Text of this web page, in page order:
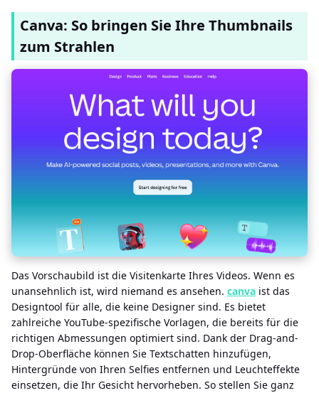
Canva: So bringen Sie Ihre Thumbnails
zum Strahlen
Das Vorschaubild ist die Visitenkarte Ihres Videos. Wenn es
unansehnlich ist, wird niemand es ansehen. canva ist das
Designtool für alle, die keine Designer sind. Es bietet
zahlreiche YouTube-spezifische Vorlagen, die bereits für die
richtigen Abmessungen optimiert sind. Dank der Drag-and-
Drop-Oberfläche können Sie Textschatten hinzufügen,
Hintergründe von Ihren Selfies entfernen und Leuchteffekte
einsetzen, die Ihr Gesicht hervorheben. So stellen Sie ganz